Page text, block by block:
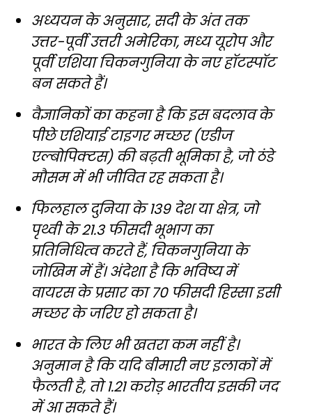
अध्ययन के अनुसार, सदी के अंत तक
उत्तर-पूर्वी उत्तरी अमेरिका, मध्य यूरोप और
पूर्वी एशिया चिकनगुनिया के नए हॉटस्पॉट
बन सकते हैं।
वैज्ञानिकों का कहना है कि इस बदलाव के
पीछे एशियाई टाइगर मच्छर (एडीज
एल्बोपिक्टस) की बढ़ती भूमिका है, जो ठंडे
मौसम में भी जीवित रह सकता है।
फिलहाल दुनिया के 139 देश या क्षेत्र, जो
पृथ्वी के 21.3 फीसदी भूभाग का
प्रतिनिधित्व करते हैं, चिकनगुनिया के
जोखिम में हैं। अंदेशा है कि भविष्य में
वायरस के प्रसार का 70 फीसदी हिस्सा इसी
मच्छर के जरिए हो सकता है।
भारत के लिए भी खतरा कम नहीं है।
अनुमान है कि यदि बीमारी नए इलाकों में
फैलती है, तो 1.21 करोड़ भारतीय इसकी जद
में आ सकते हैं।